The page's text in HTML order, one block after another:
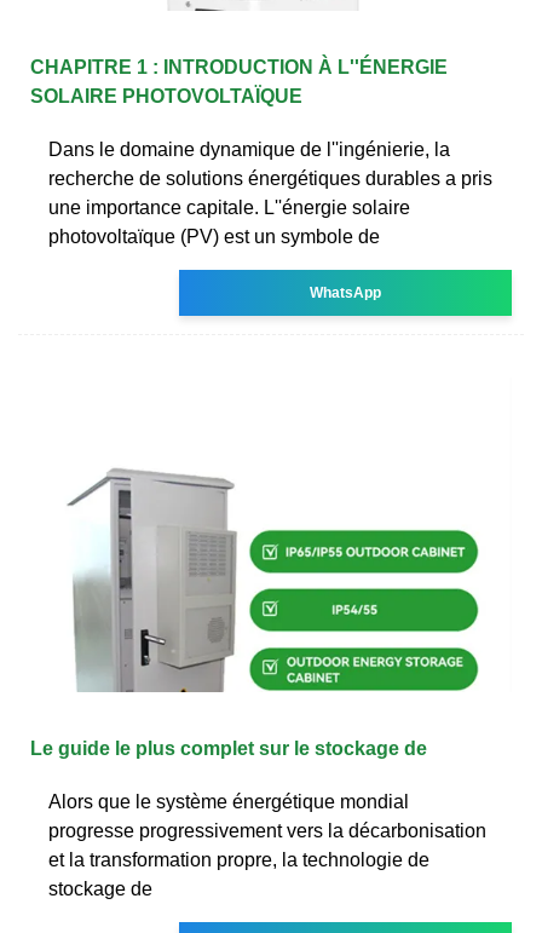
CHAPITRE 1 : INTRODUCTION À L''ÉNERGIE
SOLAIRE PHOTOVOLTAÏQUE
Dans le domaine dynamique de l''ingénierie, la
recherche de solutions énergétiques durables a pris
une importance capitale. L''énergie solaire
photovoltaïque (PV) est un symbole de
WhatsApp
Le guide le plus complet sur le stockage de
Alors que le système énergétique mondial
progresse progressivement vers la décarbonisation
et la transformation propre, la technologie de
stockage de